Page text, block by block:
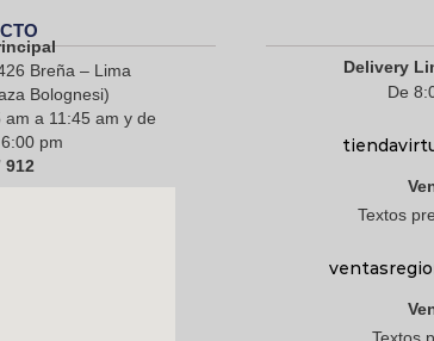
Breña – Lima
Bolognesi)
a 11:45 am y de
pm
912
Delivery
De
Textos